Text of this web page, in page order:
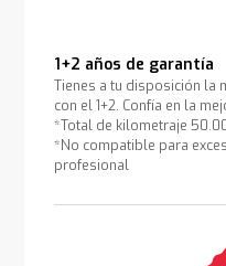
1+2 años de garantía
Tienes a tu disposición la
con el 1+2. Confía en la
*Total de kilometraje
*No compatible para
profesional